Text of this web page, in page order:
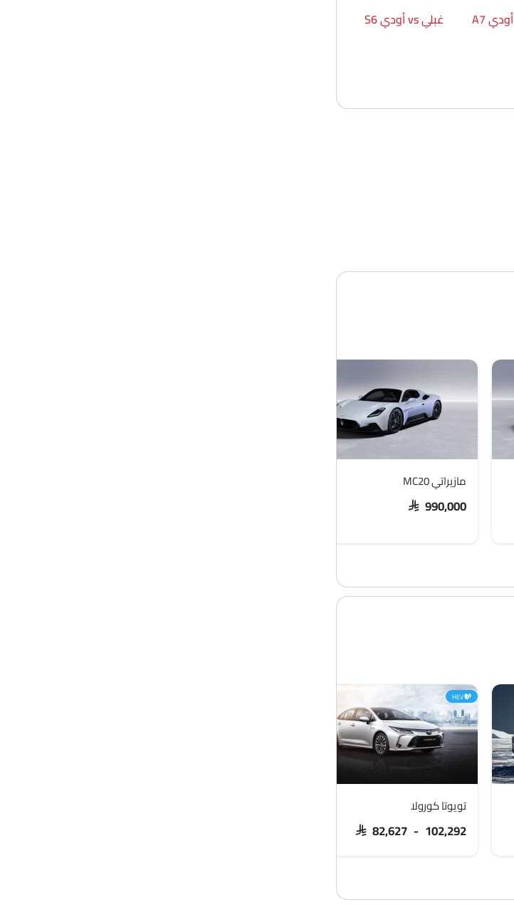
غبلي vs أودي S6
مازيراتي MC20
SAR 990,000
HEV
تويوتا كورولا
SAR 82,627 - 102,292